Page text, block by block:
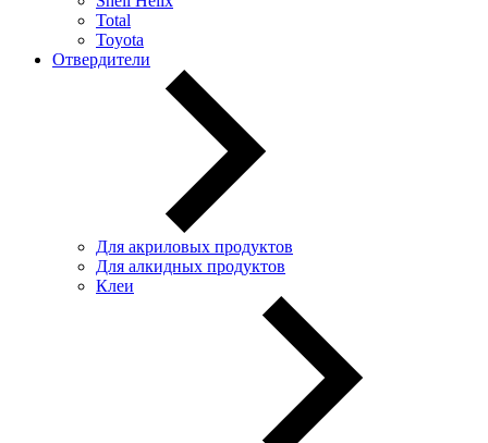
Total
Toyota
Отвердители
Для акриловых продуктов
Для алкидных продуктов
Клеи